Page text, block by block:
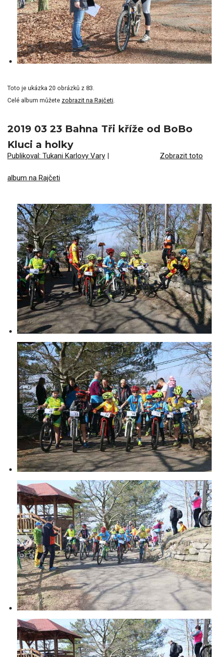
Toto je ukázka 20 obrázků z 83.
Celé album můžete zobrazit na Rajčeti
2019 03 23 Bahna Tři kříže od BoBo
Kluci a holky
Publikoval: Tukani Karlovy Vary | Zobrazit toto
album na Rajčeti